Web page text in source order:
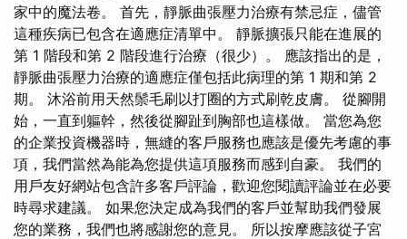
家中的魔法卷。 首先，靜脈曲張壓力治療有禁忌症，儘管
這種疾病已包含在適應症清單中。 靜脈擴張只能在進展的
第 1 階段和第 2 階段進行治療（很少）。 應該指出的是，
靜脈曲張壓力治療的適應症僅包括此病理的第 1 期和第 2
期。 沐浴前用天然鬃毛刷以打圈的方式刷乾皮膚。 從腳開
始，一直到軀幹，然後從腳趾到胸部也這樣做。 當您為您
的企業投資機器時，無縫的客戶服務也應該是優先考慮的事
項，我們當然為能為您提供這項服務而感到自豪。 我們的
用戶友好網站包含許多客戶評論，歡迎您閱讀評論並在必要
時尋求建議。 如果您決定成為我們的客戶並幫助我們發展
您的業務，我們也將感謝您的意見。 所以按摩應該從子宮